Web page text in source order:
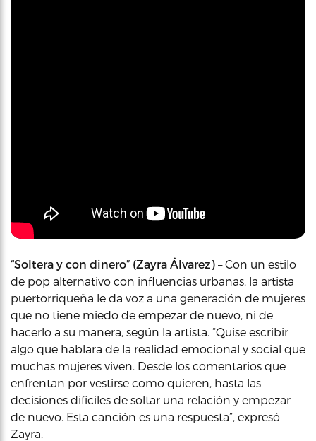
“Soltera y con dinero” (Zayra Álvarez) – Con un estilo
de pop alternativo con influencias urbanas, la artista
puertorriqueña le da voz a una generación de mujeres
que no tiene miedo de empezar de nuevo, ni de
hacerlo a su manera, según la artista. “Quise escribir
algo que hablara de la realidad emocional y social que
muchas mujeres viven. Desde los comentarios que
enfrentan por vestirse como quieren, hasta las
decisiones difíciles de soltar una relación y empezar
de nuevo. Esta canción es una respuesta”, expresó
Zayra.